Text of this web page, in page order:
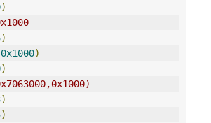
)
)
0x1000)
)
)
)